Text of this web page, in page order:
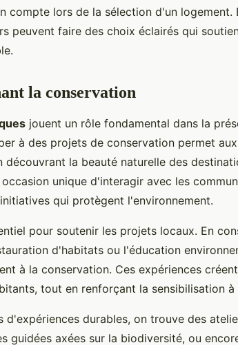
compte lors de la sélection d'un logement.
peuvent faire des choix éclairés qui
la conservation
jouent un rôle fondamental dans la
à des projets de conservation permet
la beauté naturelle des
unique d'interagir avec les
qui protègent l'environnement.
pour soutenir les projets locaux. En
d'habitats ou l'éducation
à la conservation. Ces expériences
tout en renforçant la sensibilisation
d'expériences durables, on trouve des
guidées axées sur la biodiversité, ou